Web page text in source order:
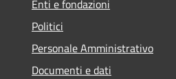
Enti e fondazioni
Politici
Personale Amministrativo
Documenti e dati